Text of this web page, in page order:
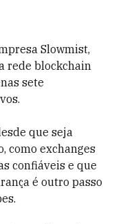
Slowmist,
rede blockchain
sete
que seja
como exchanges
confiáveis e que
é outro passo